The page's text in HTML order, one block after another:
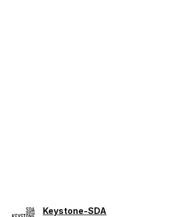
Keystone-SDA